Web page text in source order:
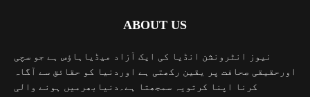
ABOUT US
نیوز انٹرونشن انڈیا کی ایک آزاد میڈیاہاؤس ہے جو سچی
اورحقیقی صحافت پر یقین رکھتی ہے اوردنیا کو حقائق سے آگاہ
کرنا اپنا کرتویہ سمجھتا ہے۔دنیابھرمیں ہونے والی